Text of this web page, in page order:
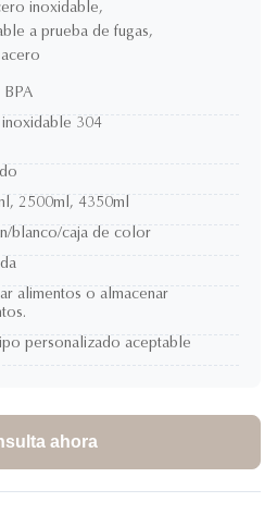
inoxidable,
a prueba de fugas,
BPA
304
2500ml, 4350ml
blanco/caja de color
alimentos o almacenar
personalizado aceptable
ahora